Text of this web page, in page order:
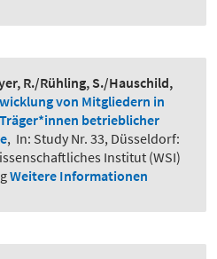
R./Rühling, S./Hauschild,
von Mitgliedern in
betrieblicher
, In: Study Nr. 33, Düsseldorf:
Institut (WSI)
Weitere Informationen